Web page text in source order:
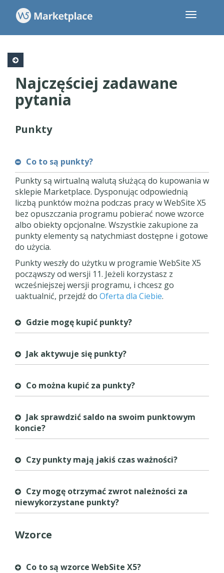
Najczęściej zadawane
pytania
Punkty
Co to są punkty?
Punkty są wirtualną walutą służącą do kupowania w
sklepie Marketplace. Dysponując odpowiednią
liczbą punktów można podczas pracy w WebSite X5
bez opuszczania programu pobierać nowe wzorce
albo obiekty opcjonalne. Wszystkie zakupione za
punkty elementy są natychmiast dostępne i gotowe
do użycia.
Punkty weszły do użytku w programie WebSite X5
począwszy od wersji 11. Jeżeli korzystasz z
wcześniejszej wersji programu, i chcesz go
uaktualnić, przejdź do Oferta dla Ciebie.
Gdzie mogę kupić punkty?
Jak aktywuje się punkty?
Co można kupić za punkty?
Jak sprawdzić saldo na swoim punktowym
koncie?
Czy punkty mają jakiś czas ważności?
Czy mogę otrzymać zwrot należności za
niewykorzystane punkty?
Wzorce
Co to są wzorce WebSite X5?